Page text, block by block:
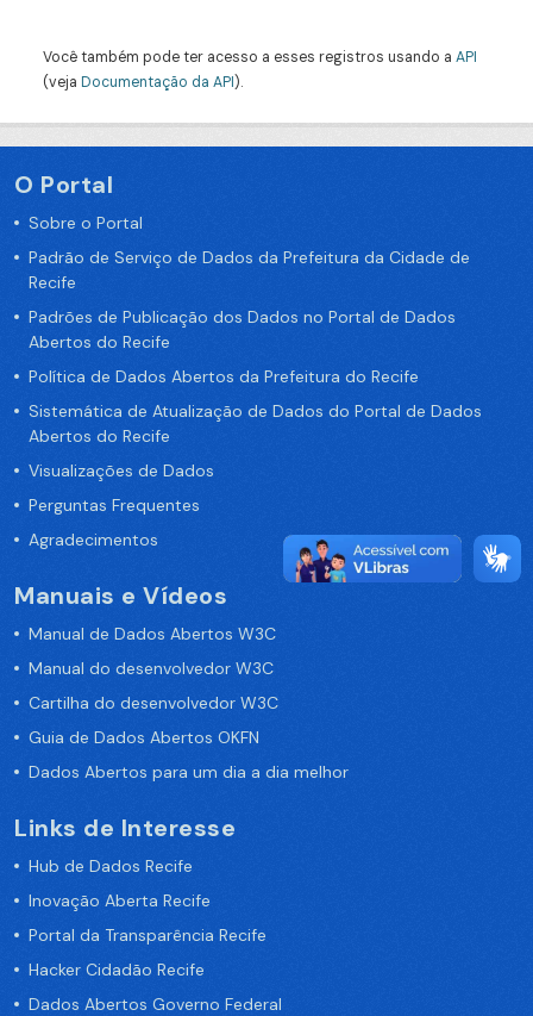
Você também pode ter acesso a esses registros usando a API
(veja Documentação da API).
O Portal
Sobre o Portal
Padrão de Serviço de Dados da Prefeitura da Cidade de
Recife
Padrões de Publicação dos Dados no Portal de Dados
Abertos do Recife
Política de Dados Abertos da Prefeitura do Recife
Sistemática de Atualização de Dados do Portal de Dados
Abertos do Recife
Visualizações de Dados
Perguntas Frequentes
Agradecimentos
Manuais e Vídeos
Manual de Dados Abertos W3C
Manual do desenvolvedor W3C
Cartilha do desenvolvedor W3C
Guia de Dados Abertos OKFN
Dados Abertos para um dia a dia melhor
Links de Interesse
Hub de Dados Recife
Inovação Aberta Recife
Portal da Transparência Recife
Hacker Cidadão Recife
Dados Abertos Governo Federal